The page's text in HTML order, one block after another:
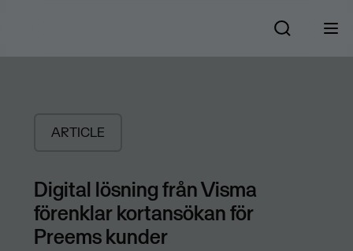
ARTICLE
Digital lösning från Visma
förenklar kortansökan för
Preems kunder